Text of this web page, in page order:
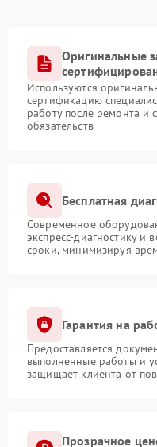
Оригинальные
Используются
сертификацию
работу после ремонта и
обязательств
Бесплатная
Современное
экспресс-диагностику и
сроки, минимизируя
Гарантия на
Предоставляется
выполненные работы и
защищает клиента от
Прозрачное